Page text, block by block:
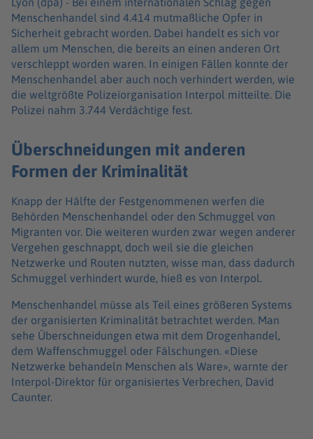
Menschenhandel sind 4.414 mutmaßliche Opfer in
Sicherheit gebracht worden. Dabei handelt es sich vor
allem um Menschen, die bereits an einen anderen Ort
verschleppt worden waren. In einigen Fällen konnte der
Menschenhandel aber auch noch verhindert werden, wie
die weltgrößte Polizeiorganisation Interpol mitteilte. Die
Polizei nahm 3.744 Verdächtige fest.
Überschneidungen mit anderen
Formen der Kriminalität
Knapp der Hälfte der Festgenommenen werfen die
Behörden Menschenhandel oder den Schmuggel von
Migranten vor. Die weiteren wurden zwar wegen anderer
Vergehen geschnappt, doch weil sie die gleichen
Netzwerke und Routen nutzten, wisse man, dass dadurch
Schmuggel verhindert wurde, hieß es von Interpol.
Menschenhandel müsse als Teil eines größeren Systems
der organisierten Kriminalität betrachtet werden. Man
sehe Überschneidungen etwa mit dem Drogenhandel,
dem Waffenschmuggel oder Fälschungen. «Diese
Netzwerke behandeln Menschen als Ware», warnte der
Interpol-Direktor für organisiertes Verbrechen, David
Caunter.